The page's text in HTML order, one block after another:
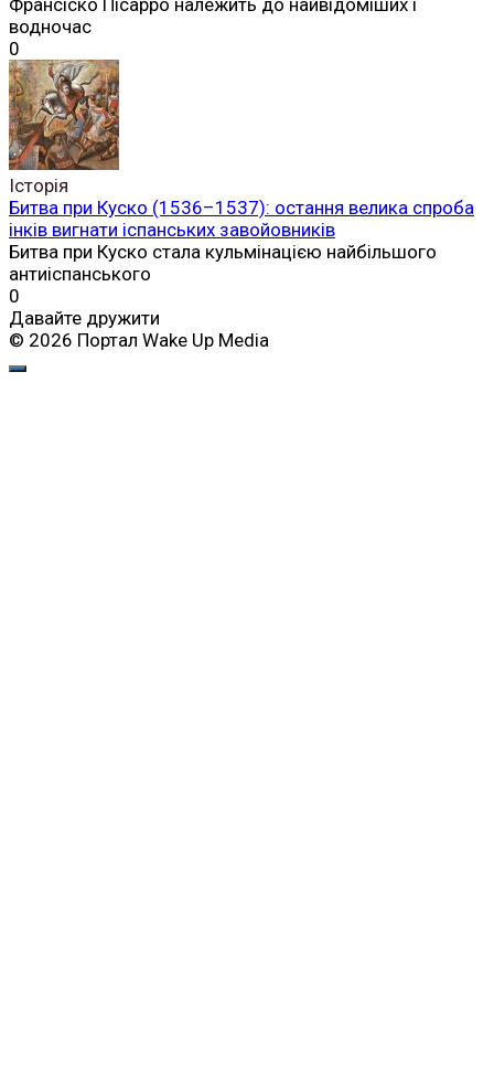
водночас
0
Історія
Битва при Куско (1536–1537): остання велика спроба
інків вигнати іспанських завойовників
Битва при Куско стала кульмінацією найбільшого
антиіспанського
0
Давайте дружити
© 2026 Портал Wake Up Media